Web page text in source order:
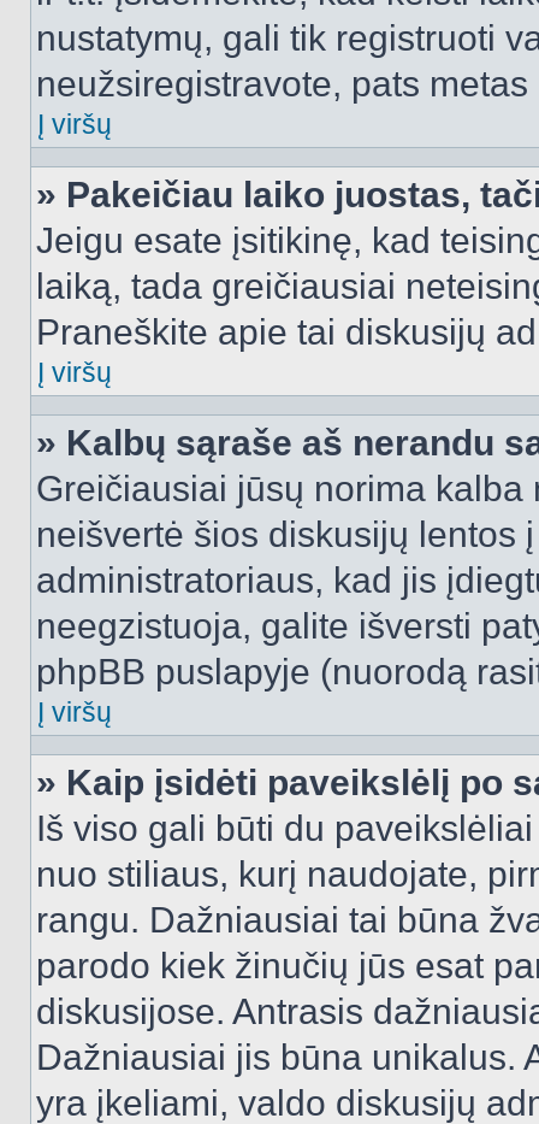
nustatymų, gali tik registruoti
neužsiregistravote, pats
Į viršų
» Pakeičiau laiko juostas,
Jeigu esate įsitikinę, kad
laiką, tada greičiausiai
Praneškite apie tai diskusijų
Į viršų
» Kalbų sąraše aš nerandu
Greičiausiai jūsų norima
neišvertė šios diskusijų lentos
administratoriaus, kad jis
neegzistuoja, galite išversti
phpBB puslapyje (nuorodą
Į viršų
» Kaip įsidėti paveikslėlį po
Iš viso gali būti du
nuo stiliaus, kurį naudojate,
rangu. Dažniausiai tai būna
parodo kiek žinučių jūs esat
diskusijose. Antrasis
Dažniausiai jis būna unikalus.
yra įkeliami, valdo diskusijų